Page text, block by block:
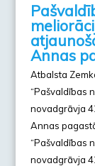
Annas
Atbalsta
“Pašvaldības
novadgrāvja
Annas
“Pašvaldības
novadgrāvja